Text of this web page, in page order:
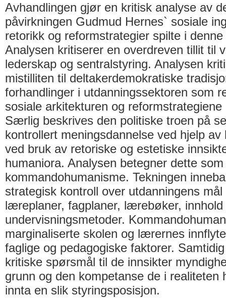
Avhandlingen gjør en kritisk analyse av
påvirkningen Gudmud Hernes` sosiale
retorikk og reformstrategier spilte i
Analysen kritiserer en overdreven tillit til
lederskap og sentralstyring. Analysen
mistilliten til deltakerdemokratiske
forhandlinger i utdanningssektoren som
sosiale arkitekturen og
Særlig beskrives den politiske troen på
kontrollert meningsdannelse ved hjelp av
ved bruk av retoriske og estetiske
humaniora. Analysen betegner dette som
kommandohumanisme. Tekningen
strategisk kontroll over utdanningens
læreplaner, fagplaner, lærebøker, innhold
undervisningsmetoder.
marginaliserte skolen og lærernes
faglige og pedagogiske faktorer.
kritiske spørsmål til de innsikter
grunn og den kompetanse de i realiteten
innta en slik styringsposisjon.